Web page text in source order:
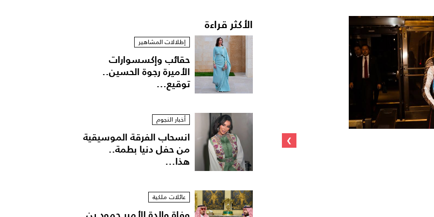
›
الأكثر قراءة
إطلالات المشاهير
حقائب وإكسسوارات
الأميرة رجوة الحسين..
توقيع...
أخبار النجوم
انسحاب الفرقة الموسيقية
من حفل دنيا بطمة..
هذا...
عائلات ملكية